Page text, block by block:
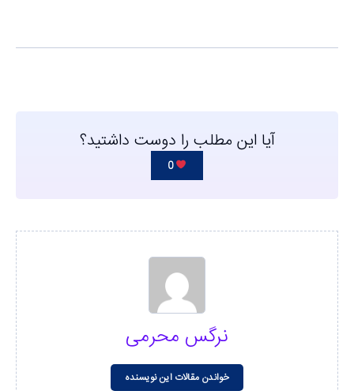
آیا این مطلب را دوست داشتید؟
0
نرگس محرمی
خواندن مقالات این نویسنده